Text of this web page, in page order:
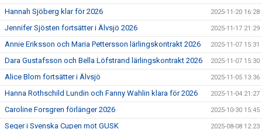
Hannah Sjöberg klar för 2026 2025-11-20 16:28
Jennifer Sjösten fortsätter i Älvsjö 2026 2025-11-17 21:29
Annie Eriksson och Maria Pettersson lärlingskontrakt 2026 2025-11-07 15:31
Dara Gustafsson och Bella Löfstrand lärlingskontrakt 2026 2025-11-07 15:30
Alice Blom fortsätter i Älvsjö 2025-11-05 13:36
Hanna Rothschild Lundin och Fanny Wahlin klara för 2026 2025-11-04 21:27
Caroline Forsgren förlänger 2026 2025-10-30 15:45
Seger i Svenska Cupen mot GUSK 2025-08-08 12:23